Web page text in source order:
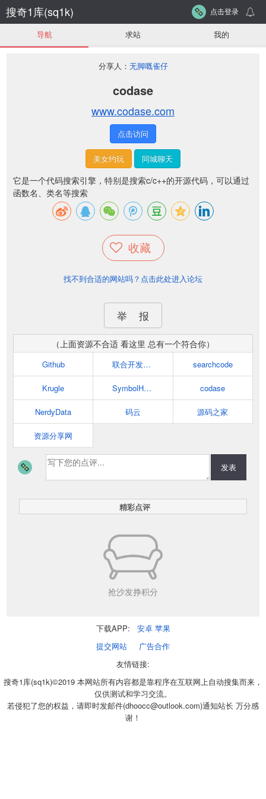
搜奇1库(sq1k) 点击登录
导航 求站 我的
分享人： 无脚嘅雀仔
codase
www.codase.com
点击访问
美女约玩 同城聊天
它是一个代码搜索引擎，特别是搜索c/c++的开源代码，可以通过
函数名、类名等搜索
收藏
找不到合适的网站吗？点击此处进入论坛
举 报
（上面资源不合适 看这里 总有一个符合你）
Github 联合开发网 - pudn.com searchcode
Krugle SymbolHound codase
NerdyData 码云 源码之家
资源分享网
发表
精彩点评
抢沙发挣积分
下载APP: 安卓 苹果
提交网站
广告合作
友情链接:
搜奇1库(sq1k)©2019 本网站所有内容都是靠程序在互联网上自动搜集而来，
仅供测试和学习交流。
若侵犯了您的权益，请即时发邮件(dhoocc@outlook.com)通知站长 万分感
谢！